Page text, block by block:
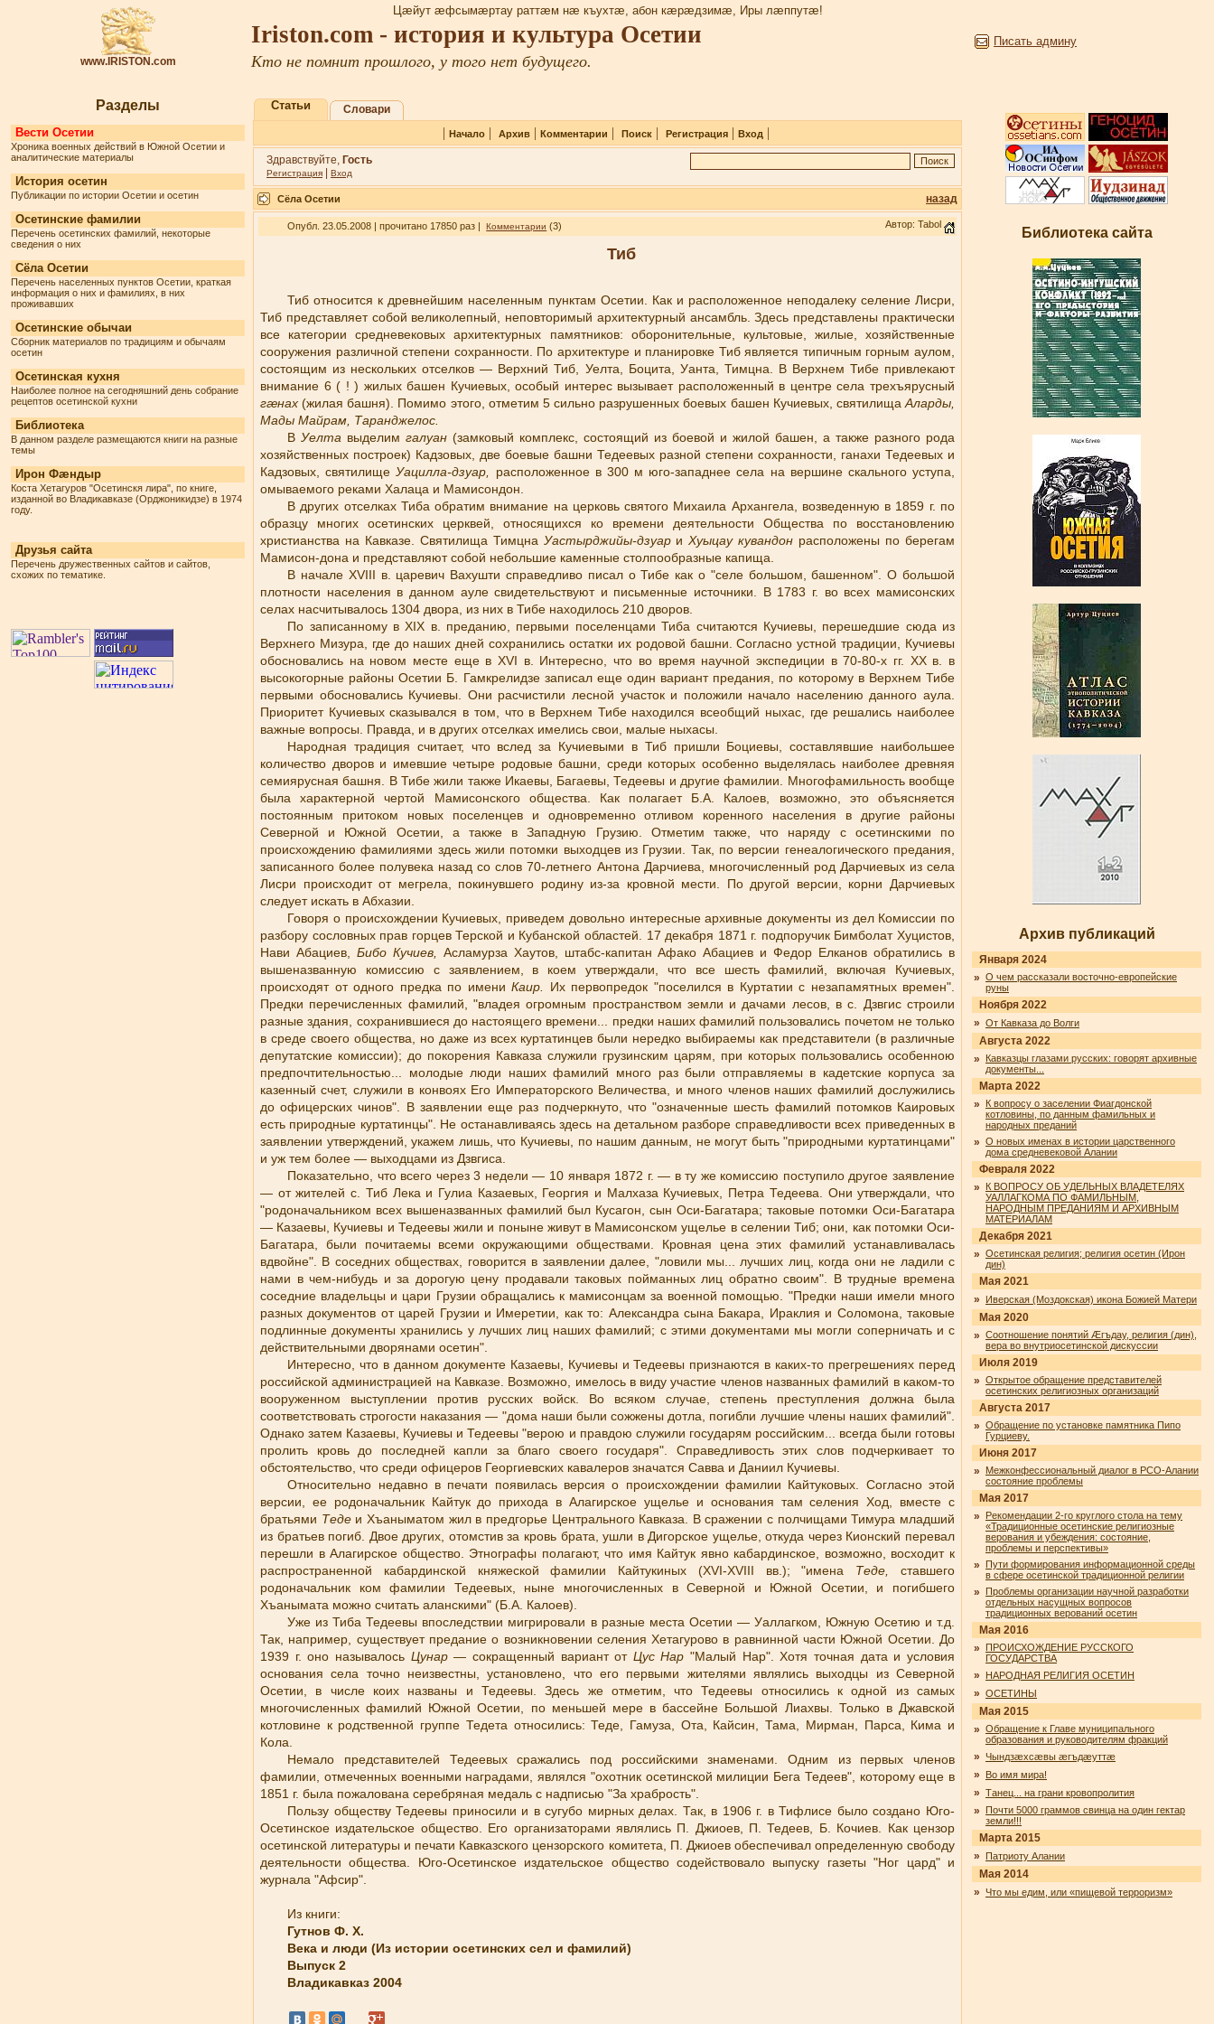
www.IRISTON.com
Цæйут æфсымæртау раттæм нæ къухтæ, абон кæрæдзимæ, Иры лæппутæ!
Iriston.com - история и культура Осетии
Кто не помнит прошлого, у того нет будущего.
Писать админу
Разделы
Вести Осетии
Хроника военных действий в Южной Осетии и
аналитические материалы
История осетин
Публикации по истории Осетии и осетин
Осетинские фамилии
Перечень осетинских фамилий, некоторые
сведения о них
Сёла Осетии
Перечень населенных пунктов Осетии, краткая
информация о них и фамилиях, в них
проживавших
Осетинские обычаи
Сборник материалов по традициям и обычаям
осетин
Осетинская кухня
Наиболее полное на сегодняшний день собрание
рецептов осетинской кухни
Библиотека
В данном разделе размещаются книги на разные
темы
Ирон Фæндыр
Коста Хетагуров "Осетинскя лира", по книге,
изданной во Владикавказе (Орджоникидзе) в 1974
году.
Друзья сайта
Перечень дружественных сайтов и сайтов,
схожих по тематике.
Статьи Словари
| Начало| Архив| Комментарии | Поиск| Регистрация| Вход |
Здравствуйте, Гость
Регистрация Вход
Сёла Осетии назад
Опубл. 23.05.2008 | прочитано 17850 раз |Комментарии (3) Автор: Tabol
Тиб
Тиб относится к древнейшим населенным пунктам Осетии. Как и расположенное неподалеку селение Лисри,
Тиб представляет собой великолепный, неповторимый архитектурный ансамбль. Здесь представлены практически
все категории средневековых архитектурных памятников: оборонительные, культовые, жилые, хозяйственные
сооружения различной степени сохранности. По архитектуре и планировке Тиб является типичным горным аулом,
состоящим из нескольких отселков — Верхний Тиб, Уелта, Боцита, Уанта, Тимцна. В Верхнем Тибе привлекают
внимание 6 ( ! ) жилых башен Кучиевых, особый интерес вызывает расположенный в центре села трехъярусный
гæнах(жилая башня). Помимо этого, отметим 5 сильно разрушенных боевых башен Кучиевых, святилищаАларды,
Мады Майрам, Таранджелос.
ВУелта выделимгалуан(замковый комплекс, состоящий из боевой и жилой башен, а также разного рода
хозяйственных построек) Кадзовых, две боевые башни Тедеевых разной степени сохранности, ганахи Тедеевых и
Кадзовых, святилищеУацилла-дзуар, расположенное в 300 м юго-западнее села на вершине скального уступа,
омываемого реками Халаца и Мамисондон.
В других отселках Тиба обратим внимание на церковь святого Михаила Архангела, возведенную в 1859 г. по
образцу многих осетинских церквей, относящихся ко времени деятельности Общества по восстановлению
христианства на Кавказе. Святилища Тимцна Уастырджийы-дзуар иХуыцау кувандон расположены по берегам
Мамисон-дона и представляют собой небольшие каменные столпообразные капища.
В начале XVIII в. царевич Вахушти справедливо писал о Тибе как о "селе большом, башенном". О большой
плотности населения в данном ауле свидетельствуют и письменные источники. В 1783 г. во всех мамисонских
селах насчитывалось 1304 двора, из них в Тибе находилось 210 дворов.
По записанному в XIX в. преданию, первыми поселенцами Тиба считаются Кучиевы, перешедшие сюда из
Верхнего Мизура, где до наших дней сохранились остатки их родовой башни. Согласно устной традиции, Кучиевы
обосновались на новом месте еще в XVI в. Интересно, что во время научной экспедиции в 70-80-х гг. XX в. в
высокогорные районы Осетии Б. Гамкрелидзе записал еще один вариант предания, по которому в Верхнем Тибе
первыми обосновались Кучиевы. Они расчистили лесной участок и положили начало населению данного аула.
Приоритет Кучиевых сказывался в том, что в Верхнем Тибе находился всеобщий ныхас, где решались наиболее
важные вопросы. Правда, и в других отселках имелись свои, малые ныхасы.
Народная традиция считает, что вслед за Кучиевыми в Тиб пришли Боциевы, составлявшие наибольшее
количество дворов и имевшие четыре родовые башни, среди которых особенно выделялась наиболее древняя
семиярусная башня. В Тибе жили также Икаевы, Багаевы, Тедеевы и другие фамилии. Многофамильность вообще
была характерной чертой Мамисонского общества. Как полагает Б.А. Калоев, возможно, это объясняется
постоянным притоком новых поселенцев и одновременно отливом коренного населения в другие районы
Северной и Южной Осетии, а также в Западную Грузию. Отметим также, что наряду с осетинскими по
происхождению фамилиями здесь жили потомки выходцев из Грузии. Так, по версии генеалогического предания,
записанного более полувека назад со слов 70-летнего Антона Дарчиева, многочисленный род Дарчиевых из села
Лисри происходит от мегрела, покинувшего родину из-за кровной мести. По другой версии, корни Дарчиевых
следует искать в Абхазии.
Говоря о происхождении Кучиевых, приведем довольно интересные архивные документы из дел Комиссии по
разбору сословных прав горцев Терской и Кубанской областей. 17 декабря 1871 г. подпоручик Бимболат Хуцистов,
Нави Абациев, Бибо Кучиев, Асламурза Хаутов, штабс-капитан Афако Абациев и Федор Елканов обратились в
вышеназванную комиссию с заявлением, в коем утверждали, что все шесть фамилий, включая Кучиевых,
происходят от одного предка по имени Каир. Их первопредок "поселился в Куртатии с незапамятных времен".
Предки перечисленных фамилий, "владея огромным пространством земли и дачами лесов, в с. Дзвгис строили
разные здания, сохранившиеся до настоящего времени... предки наших фамилий пользовались почетом не только
в среде своего общества, но даже из всех куртатинцев были нередко выбираемы как представители (в различные
депутатские комиссии); до покорения Кавказа служили грузинским царям, при которых пользовались особенною
предпочтительностью... молодые люди наших фамилий много раз были отправляемы в кадетские корпуса за
казенный счет, служили в конвоях Его Императорского Величества, и много членов наших фамилий дослужились
до офицерских чинов". В заявлении еще раз подчеркнуто, что "означенные шесть фамилий потомков Каировых
есть природные куртатинцы". Не останавливаясь здесь на детальном разборе справедливости всех приведенных в
заявлении утверждений, укажем лишь, что Кучиевы, по нашим данным, не могут быть "природными куртатинцами"
и уж тем более — выходцами из Дзвгиса.
Показательно, что всего через 3 недели — 10 января 1872 г. — в ту же комиссию поступило другое заявление
— от жителей с. Тиб Лека и Гулиа Казаевых, Георгия и Малхаза Кучиевых, Петра Тедеева. Они утверждали, что
"родоначальником всех вышеназванных фамилий был Кусагон, сын Оси-Багатара; таковые потомки Оси-Багатара
— Казаевы, Кучиевы и Тедеевы жили и поныне живут в Мамисонском ущелье в селении Тиб; они, как потомки Оси-
Багатара, были почитаемы всеми окружающими обществами. Кровная цена этих фамилий устанавливалась
вдвойне". В соседних обществах, говорится в заявлении далее, "ловили мы... лучших лиц, когда они не ладили с
нами в чем-нибудь и за дорогую цену продавали таковых пойманных лиц обратно своим". В трудные времена
соседние владельцы и цари Грузии обращались к мамисонцам за военной помощью. "Предки наши имели много
разных документов от царей Грузии и Имеретии, как то: Александра сына Бакара, Ираклия и Соломона, таковые
подлинные документы хранились у лучших лиц наших фамилий; с этими документами мы могли соперничать и с
действительными дворянами осетин".
Интересно, что в данном документе Казаевы, Кучиевы и Тедеевы признаются в каких-то прегрешениях перед
российской администрацией на Кавказе. Возможно, имелось в виду участие членов названных фамилий в каком-то
вооруженном выступлении против русских войск. Во всяком случае, степень преступления должна была
соответствовать строгости наказания — "дома наши были сожжены дотла, погибли лучшие члены наших фамилий".
Однако затем Казаевы, Кучиевы и Тедеевы "верою и правдою служили государям российским... всегда были готовы
пролить кровь до последней капли за благо своего государя". Справедливость этих слов подчеркивает то
обстоятельство, что среди офицеров Георгиевских кавалеров значатся Савва и Даниил Кучиевы.
Относительно недавно в печати появилась версия о происхождении фамилии Кайтуковых. Согласно этой
версии, ее родоначальник Кайтук до прихода в Алагирское ущелье и основания там селения Ход, вместе с
братьями Теде и Хъаныматом жил в предгорье Центрального Кавказа. В сражении с полчищами Тимура младший
из братьев погиб. Двое других, отомстив за кровь брата, ушли в Дигорское ущелье, откуда через Кионский перевал
перешли в Алагирское общество. Этнографы полагают, что имя Кайтук явно кабардинское, возможно, восходит к
распространенной кабардинской княжеской фамилии Кайтукиных (XVI-XVIII вв.); "имена Теде,ставшего
родоначальник ком фамилии Тедеевых, ныне многочисленных в Северной и Южной Осетии, и погибшего
Хъанымата можно считать аланскими" (Б.А. Калоев).
Уже из Тиба Тедеевы впоследствии мигрировали в разные места Осетии — Уаллагком, Южную Осетию и т.д.
Так, например, существует предание о возникновении селения Хетагурово в равнинной части Южной Осетии. До
1939 г. оно называлось Цунар — сокращенный вариант от Цус Нар"Малый Нар". Хотя точная дата и условия
основания села точно неизвестны, установлено, что его первыми жителями являлись выходцы из Северной
Осетии, в числе коих названы и Тедеевы. Здесь же отметим, что Тедеевы относились к одной из самых
многочисленных фамилий Южной Осетии, по меньшей мере в бассейне Большой Лиахвы. Только в Джавской
котловине к родственной группе Тедета относились: Теде, Гамуза, Ота, Кайсин, Тама, Мирман, Парса, Кима и
Кола.
Немало представителей Тедеевых сражались под российскими знаменами. Одним из первых членов
фамилии, отмеченных военными наградами, являлся "охотник осетинской милиции Бега Тедеев", которому еще в
1851 г. была пожалована серебряная медаль с надписью "За храбрость".
Пользу обществу Тедеевы приносили и в сугубо мирных делах. Так, в 1906 г. в Тифлисе было создано Юго-
Осетинское издательское общество. Его организаторами являлись П. Джиоев, П. Тедеев, Б. Кочиев. Как цензор
осетинской литературы и печати Кавказского цензорского комитета, П. Джиоев обеспечивал определенную свободу
деятельности общества. Юго-Осетинское издательское общество содействовало выпуску газеты "Ног цард" и
журнала "Афсир".
Из книги:
Гутнов Ф. Х.
Века и люди (Из истории осетинских сел и фамилий)
Выпуск 2
Владикавказ 2004
Библиотека сайта
Архив публикаций
Января 2024
» О чем рассказали восточно-европейские
руны
Ноября 2022
» От Кавказа до Волги
Августа 2022
»
Кавказцы глазами русских: говорят архивные
документы...
Марта 2022
»
К вопросу о заселении Фиагдонской
котловины, по данным фамильных и
народных преданий
» О новых именах в истории царственного
дома средневековой Алании
Февраля 2022
»
К ВОПРОСУ ОБ УДЕЛЬНЫХ ВЛАДЕТЕЛЯХ
УАЛЛАГКОМА ПО ФАМИЛЬНЫМ,
НАРОДНЫМ ПРЕДАНИЯМ И АРХИВНЫМ
МАТЕРИАЛАМ
Декабря 2021
» Осетинская религия; религия осетин (Ирон
дин)
Мая 2021
»
Иверская (Моздокская) икона Божией Матери
Мая 2020
» Соотношение понятий Æгъдау, религия (дин),
вера во внутриосетинской дискуссии
Июля 2019
» Открытое обращение представителей
осетинских религиозных организаций
Августа 2017
» Обращение по установке памятника Пипо
Гурциеву.
Июня 2017
»
Межконфессиональный диалог в РСО-Алании
состояние проблемы
Мая 2017
»
Рекомендации 2-го круглого стола на тему
«Традиционные осетинские религиозные
верования и убеждения: состояние,
проблемы и перспективы»
» Пути формирования информационной среды
в сфере осетинской традиционной религии
» Проблемы организации научной разработки
отдельных насущных вопросов
традиционных верований осетин
Мая 2016
» ПРОИСХОЖДЕНИЕ РУССКОГО
ГОСУДАРСТВА
» НАРОДНАЯ РЕЛИГИЯ ОСЕТИН
» ОСЕТИНЫ
Мая 2015
» Обращение к Главе муниципального
образования и руководителям фракций
» Чындзӕхсӕвы ӕгъдӕуттӕ
» Во имя мира!
» Танец... на грани кровопролития
» Почти 5000 граммов свинца на один гектар
земли!!!
Марта 2015
» Патриоту Алании
Мая 2014
» Что мы едим, или «пищевой терроризм»